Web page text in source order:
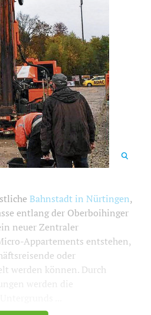
Bahnstadt in Nürtingen,
entlang der Oberboihinger
neuer Zentraler
Appartements entstehen,
oder
werden können. Durch
werden die